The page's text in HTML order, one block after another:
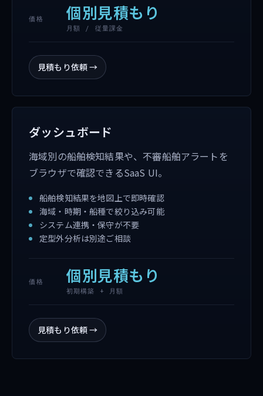
価格 個別見積もり
月額 / 従量課金
見積もり依頼→
ダッシュボード
海域別の船舶検知結果や、不審船舶アラートを
ブラウザで確認できるSaaS UI。
船舶検知結果を地図上で即時確認
海域・時期・船種で絞り込み可能
システム連携・保守が不要
定型外分析は別途ご相談
価格 個別見積もり
初期構築 + 月額
見積もり依頼→